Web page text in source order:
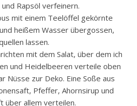
Rapsöl verfeinern.
mit einem Teelöffel gekörnte
heißem Wasser übergossen,
lassen.
mit dem Salat, über dem ich
und Heidelbeeren verteile oben
Nüsse zur Deko. Eine Soße aus
Pfeffer, Ahornsirup und
über allem verteilen.